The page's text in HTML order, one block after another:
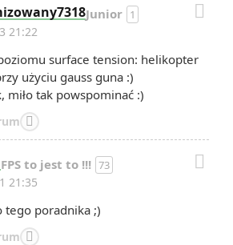
Junior 1
21:22

surface tension: helikopter
użyciu gauss guna :)
miło tak powspominać :)

FPS to jest to !!! 73
21:35

tego poradnika ;)
